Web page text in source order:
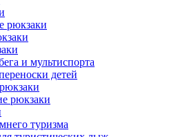
рюкзаки
и мультиспорта
детей
рюкзаки
туризма